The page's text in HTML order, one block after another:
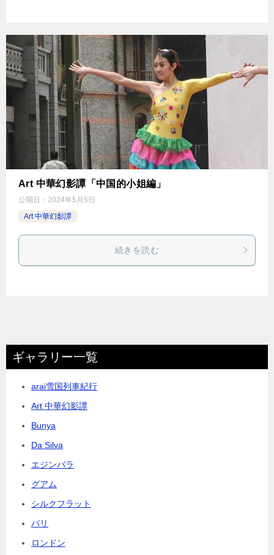
Art 中華幻影譚「中国的小姐編」
公開日： 2024年5月5日
Art 中華幻影譚
続きを読む
ギャラリー一覧
arai雪国列車紀行
Art 中華幻影譚
Bunya
Da Silva
エジンバラ
グアム
シルクフラット
パリ
ロンドン